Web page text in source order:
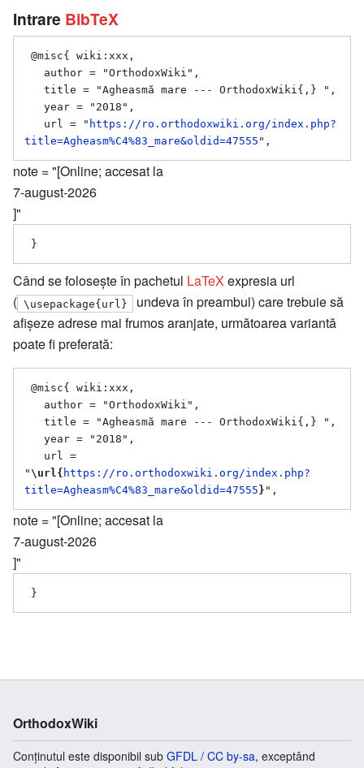
Intrare BibTeX
   url = "
https://ro.orthodoxwiki.org/index.php?
title=Agheasm%C4%83_mare&oldid=47555
note = "[Online; accesat la
7-august-2026
]"
Când se folosește în pachetul LaTeX expresia url
( \usepackage{url}
undeva în preambul) care trebuie să
afișeze adrese mai frumos aranjate, următoarea variantă
poate fi preferată:
" \url{ https://ro.orthodoxwiki.org/index.php?
title=Agheasm%C4%83_mare&oldid=47555 }
note = "[Online; accesat la
7-august-2026
]"
OrthodoxWiki
Conținutul este disponibil sub GFDL / CC by-sa, exceptând